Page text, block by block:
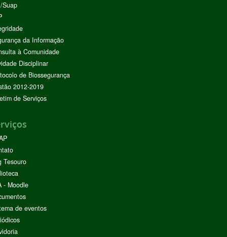
Suap
da Informação
à Comunidade
Disciplinar
de Biossegurança
2012-2019
de Serviços
Tesouro
- Moodle
de eventos